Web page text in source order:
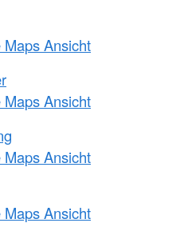
Ansicht
Ansicht
Ansicht
Ansicht